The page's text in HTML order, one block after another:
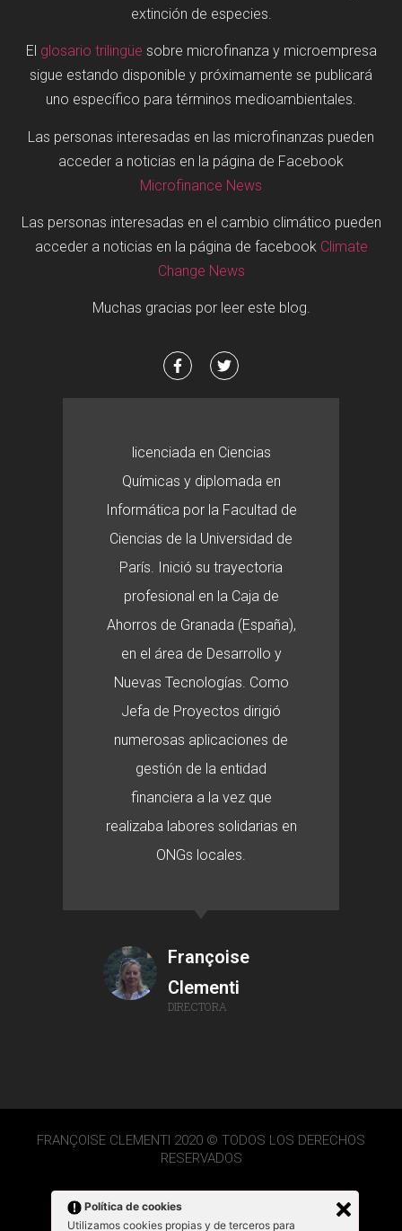
Política de cookies
Utilizamos cookies propias y de terceros para
extinción de especies.
El glosario trilingüe sobre microfinanza y microempresa
sigue estando disponible y próximamente se publicará
uno específico para términos medioambientales.
Las personas interesadas en las microfinanzas pueden
acceder a noticias en la página de Facebook
Microfinance News
Las personas interesadas en el cambio climático pueden
acceder a noticias en la página de facebook Climate
Change News
Muchas gracias por leer este blog.
licenciada en Ciencias
Químicas y diplomada en
Informática por la Facultad de
Ciencias de la Universidad de
París. Inició su trayectoria
profesional en la Caja de
Ahorros de Granada (España),
en el área de Desarrollo y
Nuevas Tecnologías. Como
Jefa de Proyectos dirigió
numerosas aplicaciones de
gestión de la entidad
financiera a la vez que
realizaba labores solidarias en
ONGs locales.
Françoise
Clementi
DIRECTORA
FRANÇOISE CLEMENTI 2020 © TODOS LOS DERECHOS
RESERVADOS